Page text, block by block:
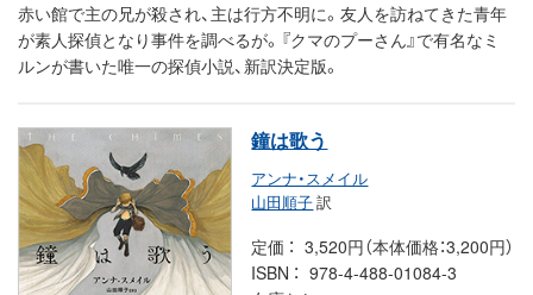
赤い館で主の兄が殺され、主は行方不明に。友人を訪ねてきた青年
が素人探偵となり事件を調べるが。『クマのプーさん』で有名なミ
ルンが書いた唯一の探偵小説、新訳決定版。
鐘は歌う
アンナ・スメイル
山田順子訳
定価
3,520円（本体価格：3,200円）
ISBN
978-4-488-01084-3